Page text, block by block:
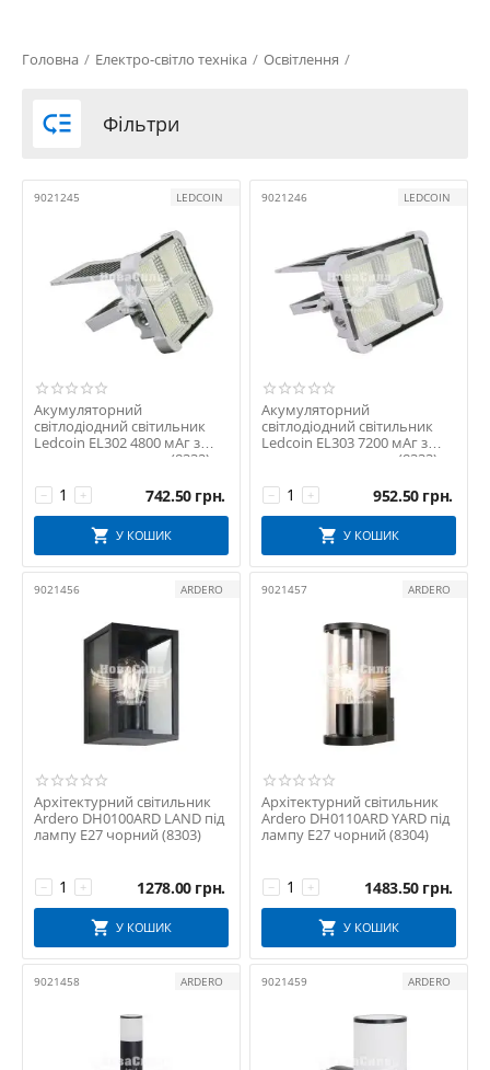
Пило-вологозахищений
Світильник для підсвічування сходів
Головна / Електро-світло техніка / Освітлення /
 Фільтри
9021245 LEDCOIN
Акумуляторний
світлодіодний світильник
Ledcoin EL302 4800 мАг з
сонячною панеллю (8332)
+
− 742.50 грн.
У КОШИК
9021246 LEDCOIN
Акумуляторний
світлодіодний світильник
Ledcoin EL303 7200 мАг з
сонячною панеллю (8333)
+
− 952.50 грн.
У КОШИК
9021456 ARDERO
Архітектурний світильник
Ardero DH0100ARD LAND під
лампу E27 чорний (8303)
+
− 1278.00 грн.
У КОШИК
9021457 ARDERO
Архітектурний світильник
Ardero DH0110ARD YARD під
лампу E27 чорний (8304)
+
− 1483.50 грн.
У КОШИК
9021458 ARDERO 9021459 ARDERO